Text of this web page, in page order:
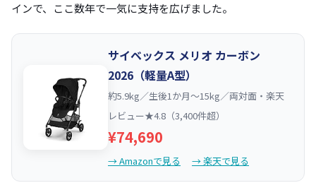
インで、ここ数年で一気に支持を広げました。
サイベックス メリオ カーボン
2026（軽量A型）
約5.9kg／生後1か月〜15kg／両対面・楽天
レビュー★4.8（3,400件超）
¥74,690
→ Amazonで見る → 楽天で見る